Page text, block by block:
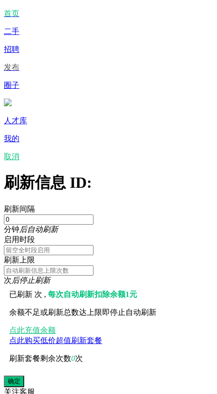
首页
二手
招聘
发布
圈子
人才库
我的
取消
刷新信息 ID:
刷新间隔
分钟后自动刷新
启用时段
刷新上限
次后停止刷新
已刷新 次 ,每次自动刷新扣除余额1元
余额不足或刷新总数达上限即停止自动刷新
点此充值余额
点此购买低价超值刷新套餐
刷新套餐剩余次数0次
关注客服